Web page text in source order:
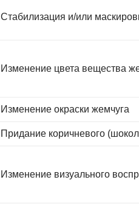
Стабилизация и/или
Изменение цвета вещества
Изменение окраски жемчуга
Придание коричневого
Изменение визуального